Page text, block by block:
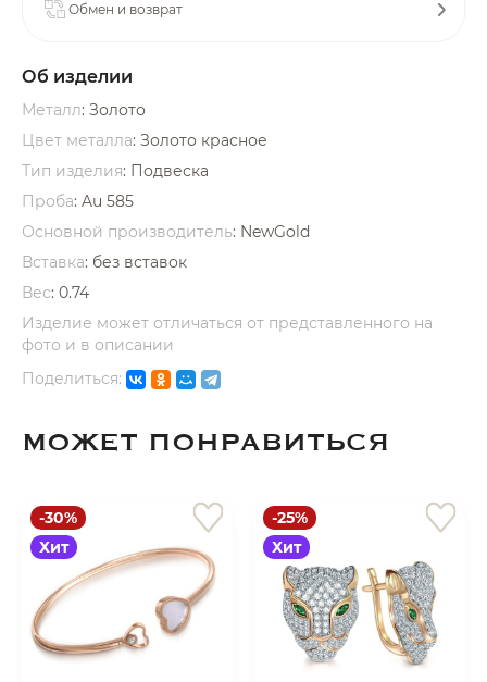
Обмен и возврат
Об изделии
Металл: Золото
Цвет металла: Золото красное
Тип изделия: Подвеска
Проба: Au 585
Основной производитель: NewGold
Вставка: без вставок
Вес: 0.74
Изделие может отличаться от представленного на
фото и в описании
Поделиться:
МОЖЕТ ПОНРАВИТЬСЯ
-30%
Хит
-25%
Хит
раз в 2 недели